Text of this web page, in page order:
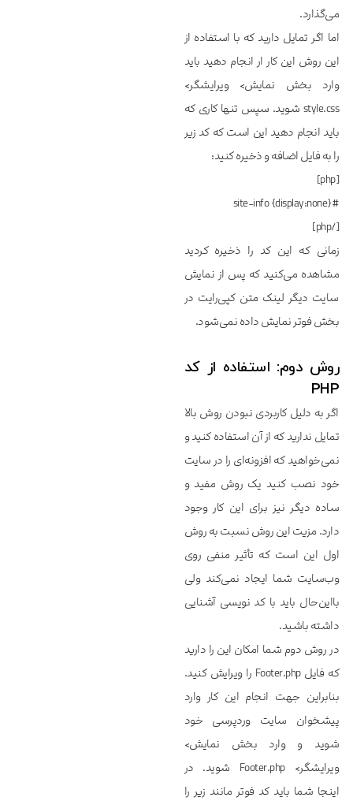
می‌گذارد.
اما اگر تمایل دارید که با استفاده از
این روش این کار ار انجام دهید باید
وارد بخش نمایش> ویرایشگر>
style.css شوید. سپس تنها کاری که
باید انجام دهید این است که کد زیر
را به فایل اضافه و ذخیره کنید:
[php]
#site-info {display:none}
[/php]
زمانی که این کد را ذخیره کردید
مشاهده می‌کنید که پس از نمایش
سایت دیگر لینک متن کپی‌رایت در
بخش فوتر نمایش داده نمی‌شود.
روش دوم: استفاده از کد
PHP
اگر به دلیل کاربردی نبودن روش بالا
تمایل ندارید که از آن استفاده کنید و
نمی‌خواهید که افزونه‌ای را در سایت
خود نصب کنید یک روش مفید و
ساده دیگر نیز برای این کار وجود
دارد. مزیت این روش نسبت به روش
اول این است که تأثیر منفی روی
وب‌سایت شما ایجاد نمی‌کند ولی
بااین‌حال باید با کد نویسی آشنایی
داشته باشید.
در روش دوم شما امکان این را دارید
که فایل Footer.php را ویرایش کنید.
بنابراین جهت انجام این کار وارد
پیشخوان سایت وردپرسی خود
شوید و وارد بخش نمایش>
ویرایشگر> Footer.php شوید. در
اینجا شما باید کد فوتر مانند زیر را